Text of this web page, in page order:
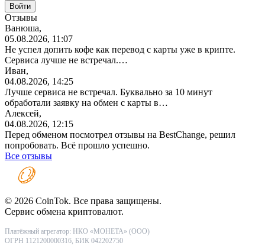
Отзывы
Ванюша,
05.08.2026, 11:07
Не успел допить кофе как перевод с карты уже в крипте.
Сервиса лучше не встречал.…
Иван,
04.08.2026, 14:25
Лучше сервиса не встречал. Буквально за 10 минут
обработали заявку на обмен с карты в…
Алексей,
04.08.2026, 12:15
Перед обменом посмотрел отзывы на BestChange, решил
попробовать. Всё прошло успешно.
Все отзывы
© 2026 CoinTok. Все права защищены.
Сервис обмена криптовалют.
Платёжный агрегатор: НКО «МОНЕТА» (ООО)
ОГРН 1121200000316, БИК 042202750